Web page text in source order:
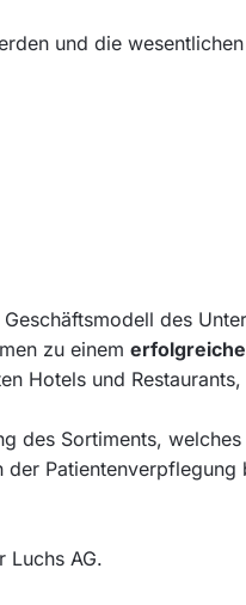
und die
des
zu einem
Hotels und
des Sortiments,
der
Luchs AG.